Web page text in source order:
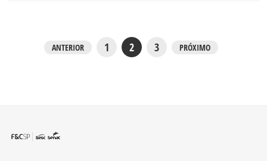
ANTERIOR 1 2 3 PRÓXIMO